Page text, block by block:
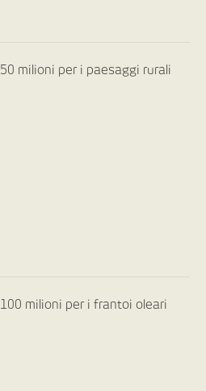
50 milioni per i paesaggi rurali
100 milioni per i frantoi oleari